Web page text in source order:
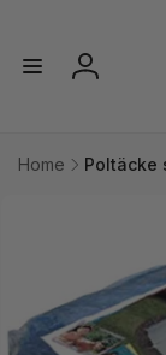
innehåll
Logga
Home
Poltäcke